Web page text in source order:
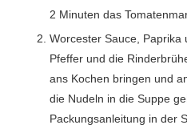
2 Minuten das
Worcester Sauce, Paprika und Senf hinzufügen, Salz &
Pfeffer und die
ans Kochen bringen und
die Nudeln in die Suppe
Packungsanleitung in der